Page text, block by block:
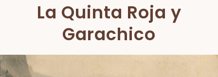
La Quinta Roja y
Garachico